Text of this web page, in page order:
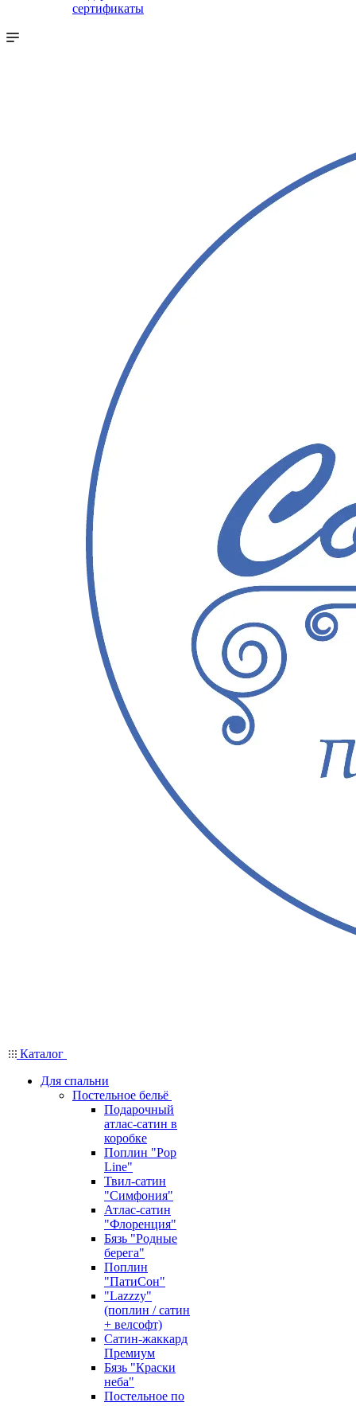
сертификаты
Каталог
Для спальни
Постельное бельё
Подарочный
атлас-сатин в
коробке
Поплин "Pop
Line"
Твил-сатин
"Симфония"
Атлас-сатин
"Флоренция"
Бязь "Родные
берега"
Поплин
"ПатиСон"
"Lazzzy"
(поплин / сатин
+ велсофт)
Сатин-жаккард
Премиум
Бязь "Краски
неба"
Постельное по